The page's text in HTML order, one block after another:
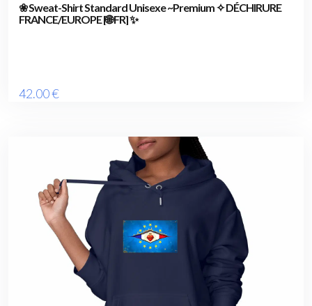
❀ Sweat-Shirt Standard Unisexe ~Premium ✧ DÉCHIRURE
FRANCE/EUROPE [🌐 FR] ✨
42.00€